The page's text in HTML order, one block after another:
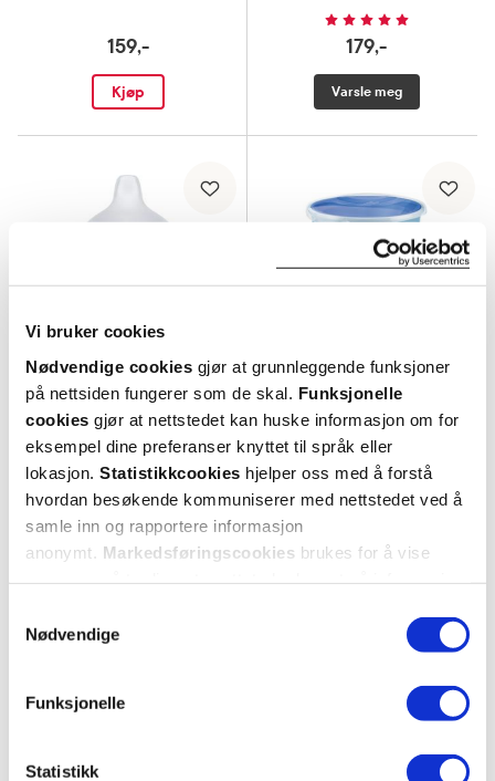
Vi bruker cookies
Nødvendige cookies gjør at grunnleggende funksjoner
på nettsiden fungerer som de skal. Funksjonelle
cookies gjør at nettstedet kan huske informasjon om for
eksempel dine preferanser knyttet til språk eller
lokasjon. Statistikkcookies hjelper oss med å forstå
hvordan besøkende kommuniserer med nettstedet ved å
samle inn og rapportere informasjon
anonymt. Markedsføringscookies brukes for å vise
Nødvendige
Funksjonelle
Statistikk
159,-
Kjøp
179,-
Varsle meg
NY!
NUK
First Choice Learner Bottle Night
Bunny ,6 mnd+, 150 ml
219,-
NUK
Evolution Mini Magic Cup Glow In
The Dark,6 mnd, blå, 160 ml